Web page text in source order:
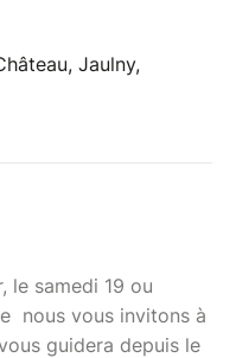
Jaulny,
le samedi 19 ou
nous vous invitons à
guidera depuis le